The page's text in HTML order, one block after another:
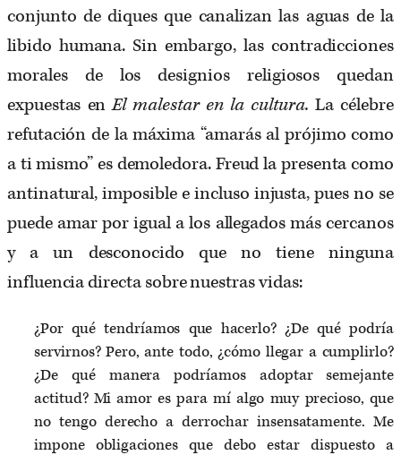
conjunto de diques que canalizan las aguas de la
libido humana. Sin embargo, las contradicciones
morales de los designios religiosos quedan
expuestas enEl malestar en la cultura. La célebre
refutación de la máxima “amarás al prójimo como
a ti mismo” es demoledora. Freud la presenta como
antinatural, imposible e incluso injusta, pues no se
puede amar por igual a los allegados más cercanos
y a un desconocido que no tiene ninguna
influencia directa sobre nuestras vidas:
¿Por qué tendríamos que hacerlo? ¿De qué podría
servirnos? Pero, ante todo, ¿cómo llegar a cumplirlo?
¿De qué manera podríamos adoptar semejante
actitud? Mi amor es para mí algo muy precioso, que
no tengo derecho a derrochar insensatamente. Me
impone obligaciones que debo estar dispuesto a